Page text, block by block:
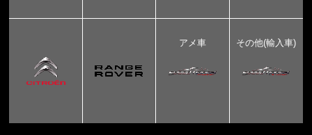
アメ車 その他(輸入車)